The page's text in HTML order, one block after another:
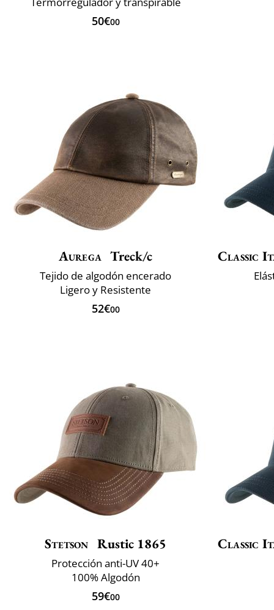
50€00
Aurega Treck/c
Tejido de algodón encerado
Ligero y Resistente
52€00
Classic
Stetson Rustic 1865
Protección anti-UV 40+
100% Algodón
59€00
Classic